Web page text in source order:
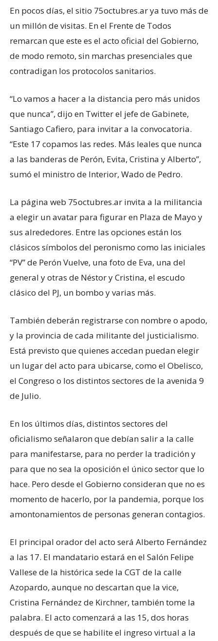
En pocos días, el sitio 75octubres.ar ya tuvo más de
un millón de visitas. En el Frente de Todos
remarcan que este es el acto oficial del Gobierno,
de modo remoto, sin marchas presenciales que
contradigan los protocolos sanitarios.
“Lo vamos a hacer a la distancia pero más unidos
que nunca”, dijo en Twitter el jefe de Gabinete,
Santiago Cafiero, para invitar a la convocatoria.
“Este 17 copamos las redes. Más leales que nunca
a las banderas de Perón, Evita, Cristina y Alberto”,
sumó el ministro de Interior, Wado de Pedro.
La página web 75octubres.ar invita a la militancia
a elegir un avatar para figurar en Plaza de Mayo y
sus alrededores. Entre las opciones están los
clásicos símbolos del peronismo como las iniciales
“PV” de Perón Vuelve, una foto de Eva, una del
general y otras de Néstor y Cristina, el escudo
clásico del PJ, un bombo y varias más.
También deberán registrarse con nombre o apodo,
y la provincia de cada militante del justicialismo.
Está previsto que quienes accedan puedan elegir
un lugar del acto para ubicarse, como el Obelisco,
el Congreso o los distintos sectores de la avenida 9
de Julio.
En los últimos días, distintos sectores del
oficialismo señalaron que debían salir a la calle
para manifestarse, para no perder la tradición y
para que no sea la oposición el único sector que lo
hace. Pero desde el Gobierno consideran que no es
momento de hacerlo, por la pandemia, porque los
amontonamientos de personas generan contagios.
El principal orador del acto será Alberto Fernández
a las 17. El mandatario estará en el Salón Felipe
Vallese de la histórica sede la CGT de la calle
Azopardo, aunque no descartan que la vice,
Cristina Fernández de Kirchner, también tome la
palabra. El acto comenzará a las 15, dos horas
después de que se habilite el ingreso virtual a la